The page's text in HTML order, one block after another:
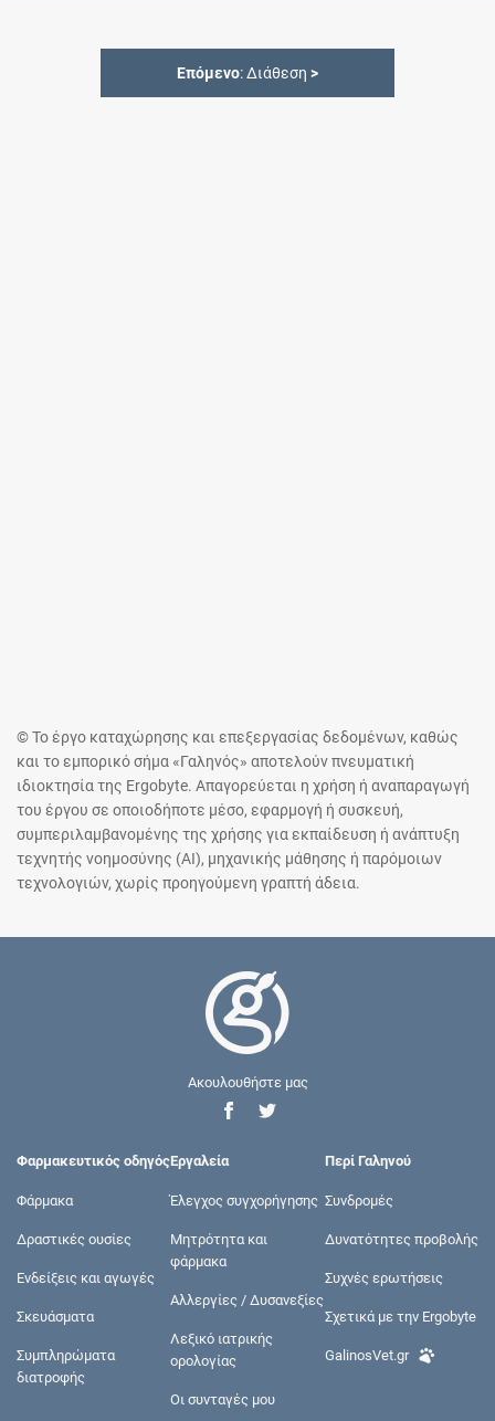
Επόμενο: Διάθεση >
© Το έργο καταχώρησης και επεξεργασίας δεδομένων, καθώς
και το εμπορικό σήμα «Γαληνός» αποτελούν πνευματική
ιδιοκτησία της Ergobyte. Απαγορεύεται η χρήση ή αναπαραγωγή
του έργου σε οποιοδήποτε μέσο, εφαρμογή ή συσκευή,
συμπεριλαμβανομένης της χρήσης για εκπαίδευση ή ανάπτυξη
τεχνητής νοημοσύνης (AI), μηχανικής μάθησης ή παρόμοιων
τεχνολογιών, χωρίς προηγούμενη γραπτή άδεια.
Ακουλουθήστε μας
Φαρμακευτικός οδηγός
Φάρμακα
Δραστικές ουσίες
Ενδείξεις και αγωγές
Σκευάσματα
Συμπληρώματα
διατροφής
Εργαλεία
Έλεγχος συγχορήγησης
Μητρότητα και
φάρμακα
Αλλεργίες / Δυσανεξίες
Λεξικό ιατρικής
ορολογίας
Οι συνταγές μου
Περί Γαληνού
Συνδρομές
Δυνατότητες προβολής
Συχνές ερωτήσεις
Σχετικά με την Ergobyte
GalinosVet.gr